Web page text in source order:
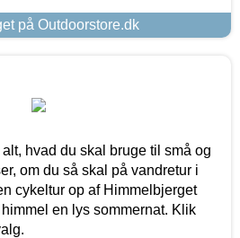
på Outdoorstore.dk
hvad du skal bruge til små og
om du så skal på vandretur i
cykeltur op af Himmelbjerget
en lys sommernat. Klik